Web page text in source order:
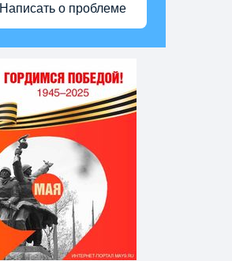
Написать о проблеме